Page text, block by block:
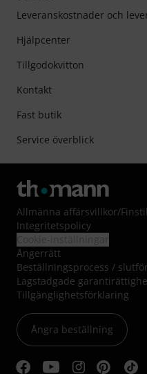
Leveranskostnader och
Hjälpcenter
Tillgodokvitton
Kontakt
Fast butik
Service överblick
Allmänna affärsvillkor/
Integritetspolicy
Ångerrätt
Beställningsprocess /
Lagstadgade
Tillgänglighetsförklaring
Ångra beställning